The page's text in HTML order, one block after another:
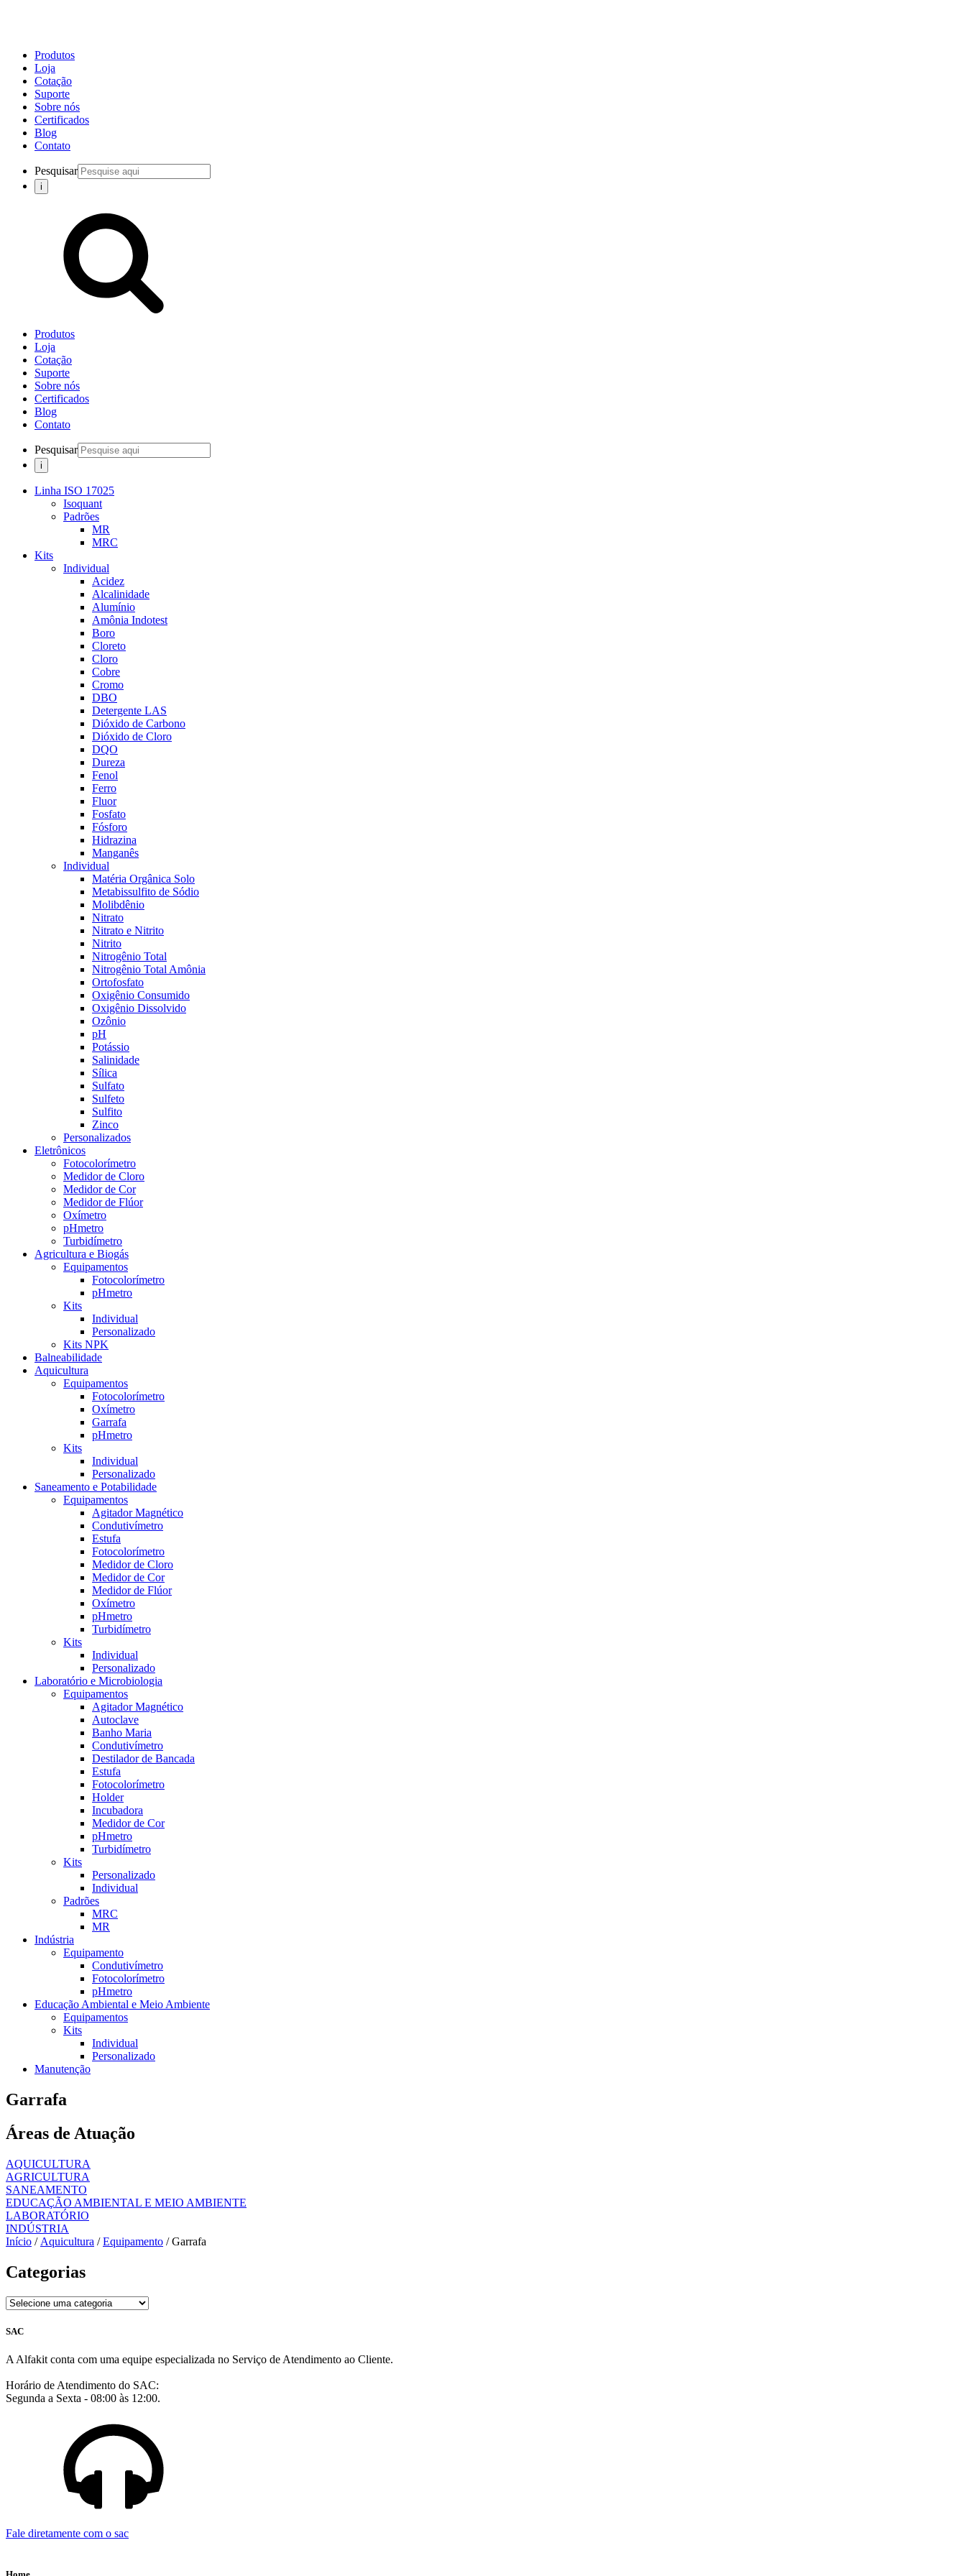
Produtos
Loja
Cotação
Suporte
Sobre nós
Certificados
Blog
Contato
Pesquisar
Produtos
Loja
Cotação
Suporte
Sobre nós
Certificados
Blog
Contato
Pesquisar
Linha ISO 17025
Isoquant
Padrões
MR
MRC
Kits
Individual
Acidez
Alcalinidade
Alumínio
Amônia Indotest
Boro
Cloreto
Cloro
Cobre
Cromo
DBO
Detergente LAS
Dióxido de Carbono
Dióxido de Cloro
DQO
Dureza
Fenol
Ferro
Fluor
Fosfato
Fósforo
Hidrazina
Manganês
Individual
Matéria Orgânica Solo
Metabissulfito de Sódio
Molibdênio
Nitrato
Nitrato e Nitrito
Nitrito
Nitrogênio Total
Nitrogênio Total Amônia
Ortofosfato
Oxigênio Consumido
Oxigênio Dissolvido
Ozônio
pH
Potássio
Salinidade
Sílica
Sulfato
Sulfeto
Sulfito
Zinco
Personalizados
Eletrônicos
Fotocolorímetro
Medidor de Cloro
Medidor de Cor
Medidor de Flúor
Oxímetro
pHmetro
Turbidímetro
Agricultura e Biogás
Equipamentos
Fotocolorímetro
pHmetro
Kits
Individual
Personalizado
Kits NPK
Balneabilidade
Aquicultura
Equipamentos
Fotocolorímetro
Oxímetro
Garrafa
pHmetro
Kits
Individual
Personalizado
Saneamento e Potabilidade
Equipamentos
Agitador Magnético
Condutivímetro
Estufa
Fotocolorímetro
Medidor de Cloro
Medidor de Cor
Medidor de Flúor
Oxímetro
pHmetro
Turbidímetro
Kits
Individual
Personalizado
Laboratório e Microbiologia
Equipamentos
Agitador Magnético
Autoclave
Banho Maria
Condutivímetro
Destilador de Bancada
Estufa
Fotocolorímetro
Holder
Incubadora
Medidor de Cor
pHmetro
Turbidímetro
Kits
Personalizado
Individual
Padrões
MRC
MR
Indústria
Equipamento
Condutivímetro
Fotocolorímetro
pHmetro
Educação Ambiental e Meio Ambiente
Equipamentos
Kits
Individual
Personalizado
Manutenção
Garrafa
Áreas de Atuação
AQUICULTURA
AGRICULTURA
SANEAMENTO
EDUCAÇÃO AMBIENTAL E MEIO AMBIENTE
LABORATÓRIO
INDÚSTRIA
Início / Aquicultura /Equipamento / Garrafa
Categorias
SAC
A Alfakit conta com uma equipe especializada no Serviço de Atendimento ao Cliente.
Horário de Atendimento do SAC:
Segunda a Sexta - 08:00 às 12:00.
Fale diretamente com o sac